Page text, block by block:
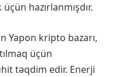
hazırlanmışdır.
Yapon kripto bazarı,
üçün
təqdim edir. Enerji